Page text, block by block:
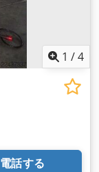
1 /4
電話する